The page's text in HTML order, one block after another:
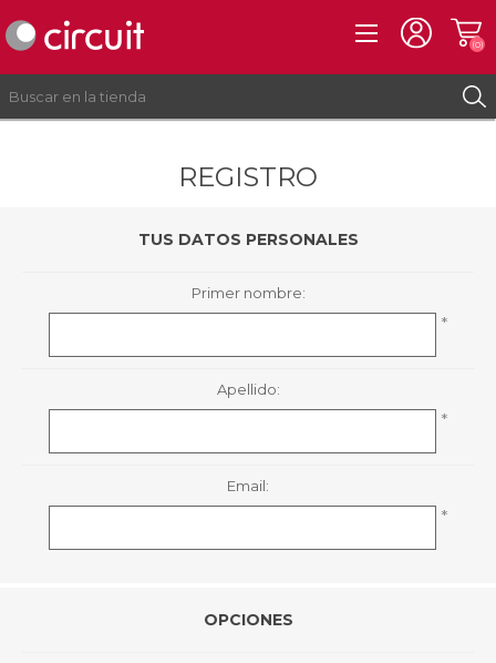
(0)
REGISTRO
TUS DATOS PERSONALES
Primer nombre:
*
Apellido:
*
Email:
*
OPCIONES